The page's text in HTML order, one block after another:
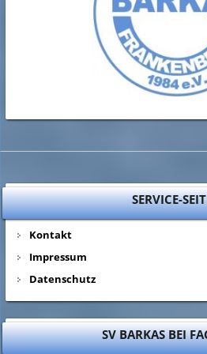
SERVICE-
Kontakt
Impressum
Datenschutz
SV BARKAS BEI